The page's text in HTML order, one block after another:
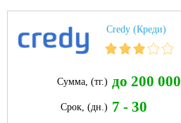
Credy (Креди)
Сумма, (тг.) до 200 000
Срок, (дн.) 7 - 30